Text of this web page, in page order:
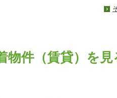
物件（賃貸）を見